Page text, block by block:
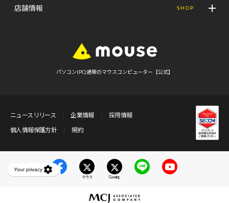
店舗情報 SHOP
パソコン(PC)通販のマウスコンピューター【公式】
ニュースリリース 企業情報
採用情報
個人情報保護方針
規約
マウス Gaming